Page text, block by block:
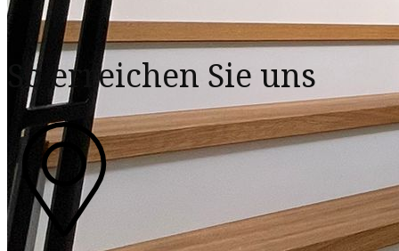
So erreichen Sie uns